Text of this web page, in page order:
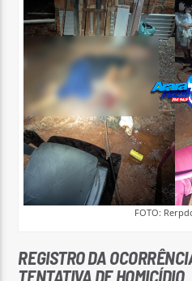
FOTO:
REGISTRO DA
TENTATIVA DE HOMICÍDIO